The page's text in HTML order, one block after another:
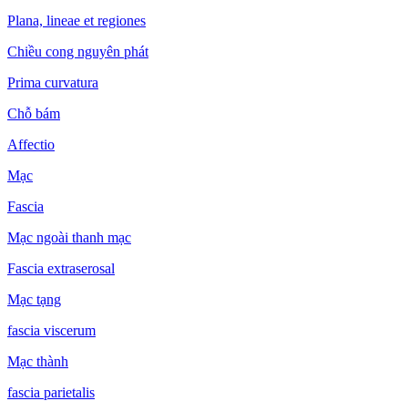
Plana, lineae et regiones
Chiều cong nguyên phát
Prima curvatura
Chỗ bám
Affectio
Mạc
Fascia
Mạc ngoài thanh mạc
Fascia extraserosal
Mạc tạng
fascia viscerum
Mạc thành
fascia parietalis